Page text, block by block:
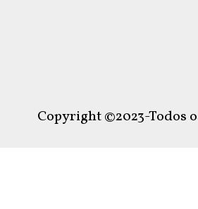
Copyright ©2023-Todos